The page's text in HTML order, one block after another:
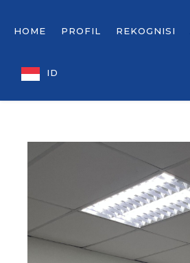
HOME PROFIL REKOGNISI
ID